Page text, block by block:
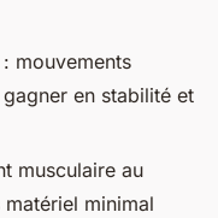
: mouvements
en stabilité et
musculaire au
minimal